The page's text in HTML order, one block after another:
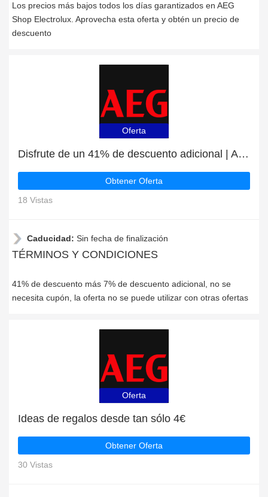
Los precios más bajos todos los días garantizados en AEG
Shop Electrolux. Aprovecha esta oferta y obtén un precio de
descuento
Oferta
Disfrute de un 41% de descuento adicional | AEG Shop Electrolux descuento
Obtener Oferta
18 Vistas
Caducidad: Sin fecha de finalización
TÉRMINOS Y CONDICIONES
41% de descuento más 7% de descuento adicional, no se
necesita cupón, la oferta no se puede utilizar con otras ofertas
Oferta
Ideas de regalos desde tan sólo 4€
Obtener Oferta
30 Vistas